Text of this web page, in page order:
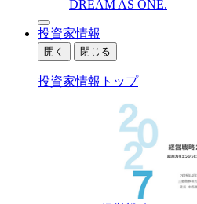
DREAM AS ONE.
投資家情報
開く 閉じる
投資家情報トップ